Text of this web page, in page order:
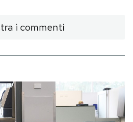
i commenti